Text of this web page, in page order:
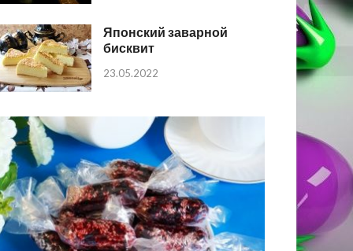
Японский заварной
бисквит
23.05.2022